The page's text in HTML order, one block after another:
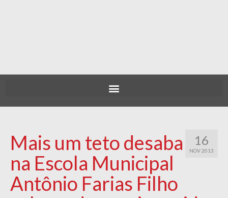
16
NOV 2013
Mais um teto desaba
na Escola Municipal
Antônio Farias Filho